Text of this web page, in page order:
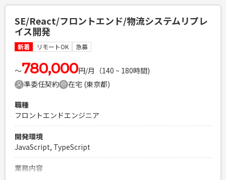
・顧客折衝経験 ・課題管理、進捗管理経験 ・運用改善、サー
ビスマネジメント経験 ・主体的に課題解決へ取り組める方 ・
コミュニケーション能力の高い方
Laravelを用いた開発経験1年以上
エンジニア複数人のチームでの開発経験
SE/React/フロントエンド/物流システムリプレ
イス開発
新着 リモートOK 急募
〜780,000円/月（140 ~ 180時間)
準委任契約
在宅 (東京都)
職種
フロントエンドエンジニア
開発環境
JavaScript, TypeScript
業務内容